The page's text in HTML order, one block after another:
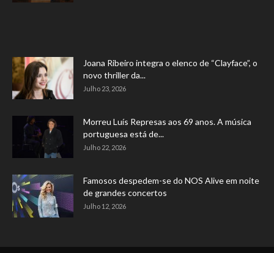
Joana Ribeiro integra o elenco de “Clayface”, o
novo thriller da...
Julho 23, 2026
Morreu Luís Represas aos 69 anos. A música
portuguesa está de...
Julho 22, 2026
Famosos despedem-se do NOS Alive em noite
de grandes concertos
Julho 12, 2026